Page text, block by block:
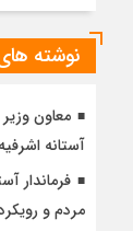
نوشته
معاون
آستانه
فرماندار
مردم و